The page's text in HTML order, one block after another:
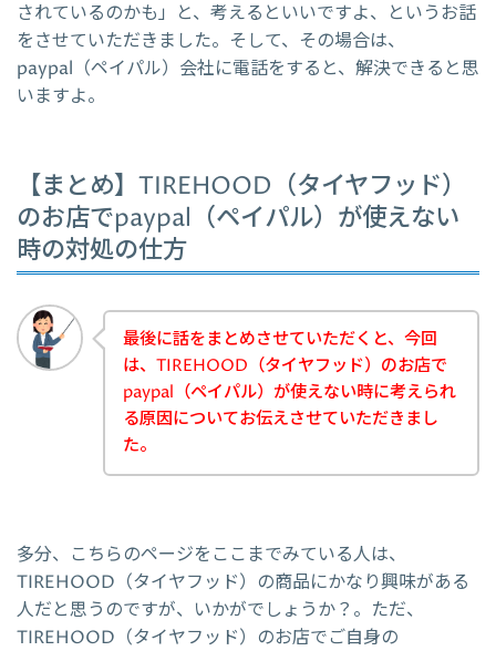
されているのかも」と、考えるといいですよ、というお話
をさせていただきました。そして、その場合は、
paypal（ペイパル）会社に電話をすると、解決できると思
いますよ。
【まとめ】TIREHOOD（タイヤフッド）
のお店でpaypal（ペイパル）が使えない
時の対処の仕方
最後に話をまとめさせていただくと、今回
は、TIREHOOD（タイヤフッド）のお店で
paypal（ペイパル）が使えない時に考えられ
る原因についてお伝えさせていただきまし
た。
多分、こちらのページをここまでみている人は、
TIREHOOD（タイヤフッド）の商品にかなり興味がある
人だと思うのですが、いかがでしょうか？。ただ、
TIREHOOD（タイヤフッド）のお店でご自身の